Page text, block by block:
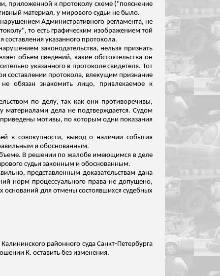
приложенной к протоколу схеме ("пояснение
материал, у мирового судьи не было.
нарушением Административного регламента, не
то есть графическим изображением той
указанного протокола.
законодательства, нельзя признать
объем сведений, какие обстоятельства он
указанного в протоколе свидетеля. Тот
составлении протокола, влекущим признание
обязан знакомить лицо, привлекаемое к
по делу, так как они противоречивы,
материалами дела не подтверждается. Судом
мотивы, по которым одни показания
в совокупности, вывод о наличии события
и обоснованным.
В решении по жалобе имеющимся в деле
судьи законным и обоснованным.
представленным доказательствам дана
норм процессуального права не допущено,
оснований для отмены состоявшихся судебных
районного суда Санкт-Петербурга
К. оставить без изменения.